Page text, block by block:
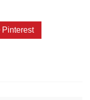
Pinterest